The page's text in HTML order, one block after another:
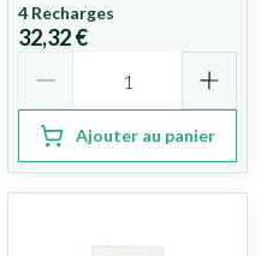
4 Recharges
32,32 €
Ajouter au panier